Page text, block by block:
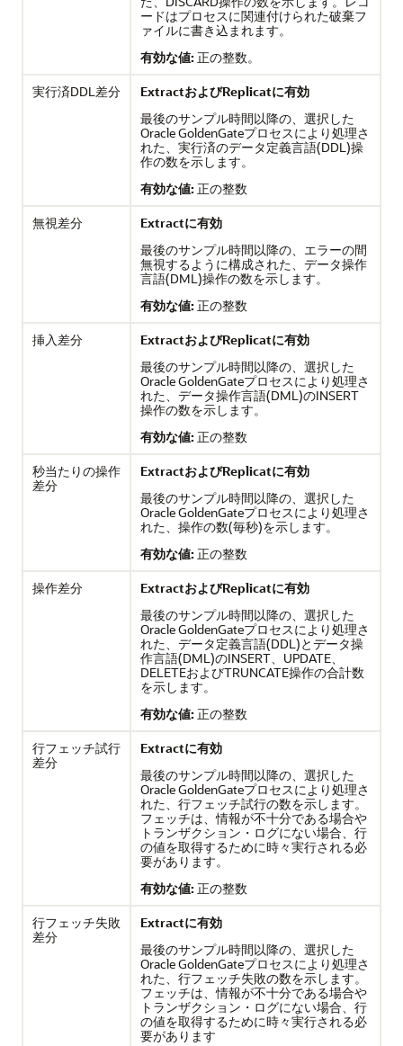
ードはプロセスに関連付けられた破棄フ
ァイルに書き込まれます。
有効な値: 正の整数。
実行済DDL差分
ExtractおよびReplicatに有効
最後のサンプル時間以降の、選択した
Oracle GoldenGateプロセスにより処理さ
れた、実行済のデータ定義言語(DDL)操
作の数を示します。
有効な値: 正の整数
無視差分
Extractに有効
最後のサンプル時間以降の、エラーの間
無視するように構成された、データ操作
言語(DML)操作の数を示します。
有効な値: 正の整数
挿入差分
ExtractおよびReplicatに有効
最後のサンプル時間以降の、選択した
Oracle GoldenGateプロセスにより処理さ
れた、データ操作言語(DML)のINSERT
操作の数を示します。
有効な値: 正の整数
秒当たりの操作
差分
ExtractおよびReplicatに有効
最後のサンプル時間以降の、選択した
Oracle GoldenGateプロセスにより処理さ
れた、操作の数(毎秒)を示します。
有効な値: 正の整数
操作差分
ExtractおよびReplicatに有効
最後のサンプル時間以降の、選択した
Oracle GoldenGateプロセスにより処理さ
れた、データ定義言語(DDL)とデータ操
作言語(DML)のINSERT、UPDATE、
DELETEおよびTRUNCATE操作の合計数
を示します。
有効な値: 正の整数
行フェッチ試行
差分
Extractに有効
最後のサンプル時間以降の、選択した
Oracle GoldenGateプロセスにより処理さ
れた、行フェッチ試行の数を示します。
フェッチは、情報が不十分である場合や
トランザクション・ログにない場合、行
の値を取得するために時々実行される必
要があります。
有効な値: 正の整数
行フェッチ失敗
差分
Extractに有効
最後のサンプル時間以降の、選択した
Oracle GoldenGateプロセスにより処理さ
れた、行フェッチ失敗の数を示します。
フェッチは、情報が不十分である場合や
トランザクション・ログにない場合、行
の値を取得するために時々実行される必
要があります